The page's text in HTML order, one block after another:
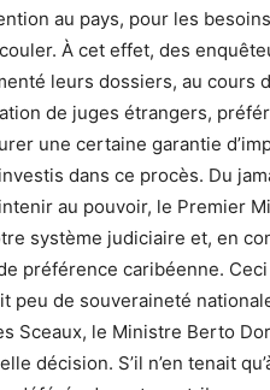
au pays, pour les
À cet effet, des
leurs dossiers, au cours
de juges étrangers,
une certaine garantie
dans ce procès. Du
au pouvoir, le Premier
système judiciaire et, en
préférence caribéenne.
peu de souveraineté
Sceaux, le Ministre Berto
décision. S’il n’en tenait